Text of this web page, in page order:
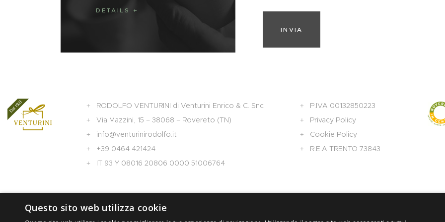
DETAILS
INVIA
RODOLFO VENTURINI di Venturini Enrico & C. Snc
Via Mazzini, 15 – 38068 – Rovereto (TN)
info@venturinirodolfo.it
+39 0464 421424
IT 93 Y 08016 20806 0000 51006764
P.IVA 00132850223
Privacy Policy
Cookie Policy
R.E.A TRENTO 73843
Questo sito web utilizza cookie